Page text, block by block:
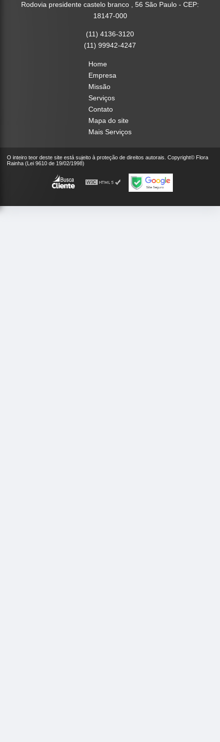
Rodovia presidente castelo branco , 56 São Paulo - CEP:
18147-000
(11) 4136-3120
(11) 99942-4247
Home
Empresa
Missão
Serviços
Contato
Mapa do site
Mais Serviços
O inteiro teor deste site está sujeito à proteção de direitos autorais. Copyright© Flora
Rainha (Lei 9610 de 19/02/1998)